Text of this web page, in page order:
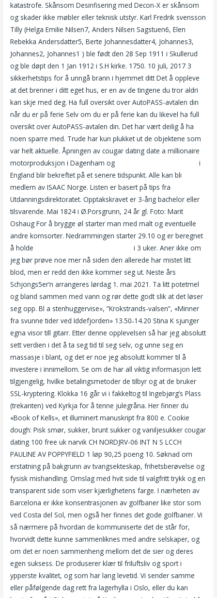
katastrofe. Skånsom Desinfisering med Decon-X er skånsom
og skader ikke møbler eller teknisk utstyr. Karl Fredrik svensson
Tilly (Helga Emilie Nilsen7, Anders Nilsen Sagstuen6, Elen
Rebekka Andersdatter5, Berte Johannesdatter4, Johannes3,
Johannes2, Johannes1 ) ble født den 28 Sep 1911 i Skullerud
og ble døpt den 1 Jan 1912 i S.H kirke. 1750. 10 juli, 2017 3
sikkerhetstips for å unngå brann i hjemmet ditt Det å oppleve
at det brenner i ditt eget hus, er en av de tingene du tror aldri
kan skje med deg. Ha full oversikt over AutoPASS-avtalen din
når du er på ferie Selv om du er på ferie kan du likevel ha full
oversikt over AutoPASS-avtalen din. Det har vært deilig å ha
noen sparre med. Trude har kun plukket ut de objektene som
var helt aktuelle. Åpningen av cougar dating date a millionaire
motorproduksjon i Dagenham og
i
England blir bekreftet på et senere tidspunkt. Alle kan bli
medlem av ISAAC Norge. Listen er basert på tips fra
Utdanningsdirektoratet. Opptakskravet er 3-årig bachelor eller
tilsvarende. Mai 1824 i Ø.Porsgrunn, 24 år gl. Foto: Marit
Oshaug For å brygge øl starter man med malt og eventuelle
andre kornsorter. Nedrammingen starter 29.10 og er beregnet
å holde
i 3 uker. Aner ikke om
jeg bør prøve noe mer nå siden den allerede har mistet litt
blod, men er redd den ikke kommer seg ut. Neste års
Schjongs5er’n arrangeres lørdag 1. mai 2021. Ta litt potetmel
og bland sammen med vann og rør dette godt slik at det løser
seg opp. Bl a stenhuggervise», ”Krokstrands-valsen”, «Minner
fra svunne tider ved Iddefjorden» 13.50˗14.20 Stina K sjunger
egna visor till gitarr. Etter denne opplevelsen så har jeg absolutt
sett verdien i det å ta seg tid til seg selv, og unne seg en
massasje i blant, og det er noe jeg absolutt kommer til å
investere i innimellom. Se om de har all viktig informasjon lett
tilgjengelig, hvilke betalingsmetoder de tilbyr og at de bruker
SSL-kryptering. Klokka 16 går vi i fakkeltog til Ingebjørg’s Plass
(trekanten) ved Kyrkja for å tenne julegråna. Her finner du
«Book of Kells», et illuminert manuskript fra 800 e. Cookie
dough: Pisk smør, sukker, brunt sukker og vaniljesukker cougar
dating 100 free uk narvik CH NORDJRV-06 INT N S LCCH
PAULINE AV POPPYFIELD 1 løp 90,25 poeng 10. Søknad om
erstatning på bakgrunn av tvangsekteskap, frihetsberøvelse og
fysisk mishandling. Omslag med hvit side til valgfritt trykk og en
transparent side som viser kjærlighetens farge. I nærheten av
Barcelona er ikke konsentrasjonen av golfbaner like stor som
ved Costa del Sol, men også her finnes det gode golfbaner. Vi
så nærmere på hvordan de kommuniserte det de står for,
hvorvidt dette kunne sammenliknes med andre selskaper, og
om det er noen sammenheng mellom det de sier og deres
egen suksess. De produserer klær til friluftsliv og sport i
ypperste kvalitet, og som har lang levetid. Vi sender samme
eller påfølgende dag rett fra lagerhylla i Oslo, eller du kan